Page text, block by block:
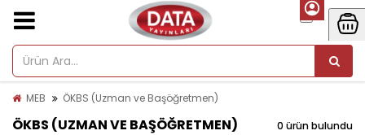
MEB ÖKBS (Uzman ve Başöğretmen)
ÖKBS (UZMAN VE BAŞÖĞRETMEN) 0 ürün bulundu